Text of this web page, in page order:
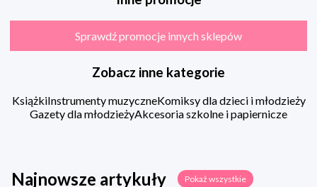
Sprawdź promocje innych sklepów
Zobacz inne kategorie
KsiążkiInstrumenty muzyczneKomiksy dla dzieci i młodzieży
Gazety dla młodzieżyAkcesoria szkolne i papiernicze
Najnowsze artykuły Pokaż wszystkie